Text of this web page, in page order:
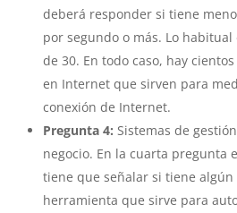
deberá responder si tiene
por segundo o más. Lo
de 30. En todo caso, hay
en Internet que sirven para
conexión de Internet.
Pregunta 4: Sistemas de
negocio. En la cuarta pregunta
tiene que señalar si tiene algún
herramienta que sirve para